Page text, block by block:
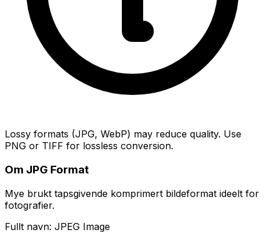
Lossy formats (JPG, WebP) may reduce quality. Use
PNG or TIFF for lossless conversion.
Om JPG Format
Mye brukt tapsgivende komprimert bildeformat ideelt for
fotografier.
Fullt navn: JPEG Image